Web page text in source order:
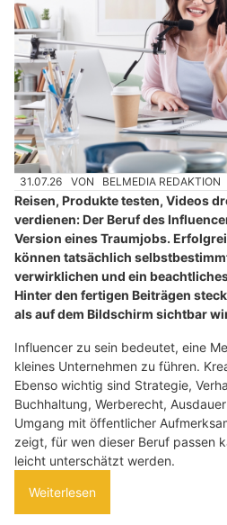
31.07.26 VON BELMEDIA REDAKTION
Reisen, Produkte testen, Videos
verdienen: Der Beruf des
Version eines Traumjobs.
können tatsächlich
verwirklichen und ein
Hinter den fertigen Beiträgen
als auf dem Bildschirm sichtbar
Influencer zu sein bedeutet, eine
kleines Unternehmen zu führen.
Ebenso wichtig sind Strategie,
Buchhaltung, Werberecht,
Umgang mit öffentlicher
zeigt, für wen dieser Beruf passen
leicht unterschätzt werden.
Weiterlesen